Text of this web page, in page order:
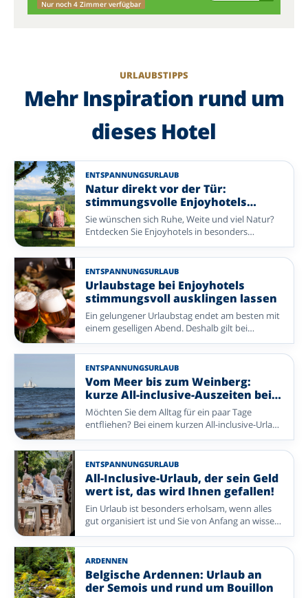
Nur noch 4 Zimmer verfügbar
URLAUBSTIPPS
Mehr Inspiration rund um
dieses Hotel
ENTSPANNUNGSURLAUB
Natur direkt vor der Tür:
stimmungsvolle Enjoyhotels
entdecken
Sie wünschen sich Ruhe, Weite und viel Natur?
Entdecken Sie Enjoyhotels in besonders
reizvollen Regionen – von der Veluwe und dem
Achterhoek über die Watteninsel Vlieland, das
Sauerland und die Lüneburger Heide bis zu den
Ardennen und den französischen Nordvogesen.
Wandern Sie durch Wälder und über
Heideflächen, atmen Sie frische Meeresluft oder
genießen Sie sanfte Hügellandschaften. Nach
einem erlebnisreichen Tag im Freien erwartet Sie
Ihr gemütliches Enjoyhotel.
ENTSPANNUNGSURLAUB
Urlaubstage bei Enjoyhotels
stimmungsvoll ausklingen lassen
Ein gelungener Urlaubstag endet am besten mit
einem geselligen Abend. Deshalb gilt bei
Enjoyhotels: Ein 5-tägiges All-inclusive-Paket
umfasst auch ein Abendprogramm. Von Live-
Musik und Bingo bis zu einem entspannten
Spaziergang oder einer Weinprobe gestaltet
jedes Enjoyhotel den Abend auf eigene Weise.
Vergleichen Sie auf dieser Seite acht Enjoyhotels
in den Niederlanden, Belgien und Deutschland
mit jeweils eigenem stimmungsvollem
Abendprogramm.
ENTSPANNUNGSURLAUB
Vom Meer bis zum Weinberg:
kurze All-inclusive-Auszeiten bei
Enjoyhotels
Möchten Sie dem Alltag für ein paar Tage
entfliehen? Bei einem kurzen All-inclusive-Urlaub
mit Enjoyhotels genießen Sie in wenigen Tagen
alles, was eine Auszeit besonders macht. Von
frischer Seeluft auf den Watteninseln bis zu
reizvollen Landschaften und charmanten Orten
in Deutschland und Belgien ist Ihr Aufenthalt
rundum organisiert – Sie müssen nur noch
genießen.
ENTSPANNUNGSURLAUB
All-Inclusive-Urlaub, der sein Geld
wert ist, das wird Ihnen gefallen!
Ein Urlaub ist besonders erholsam, wenn alles
gut organisiert ist und Sie von Anfang an wissen,
was Sie erwartet. Bei Enjoyhotels genießen Sie
einen rundum betreuten All-inclusive-
Aufenthalt, bei dem Komfort, Geselligkeit und
Gastfreundschaft im Mittelpunkt stehen. Von
reichhaltigen Frühstücksbuffets und leckeren
Abendessen bis zu schönen Extras, die Ihren
ARDENNEN
Belgische Ardennen: Urlaub an
der Semois und rund um Bouillon